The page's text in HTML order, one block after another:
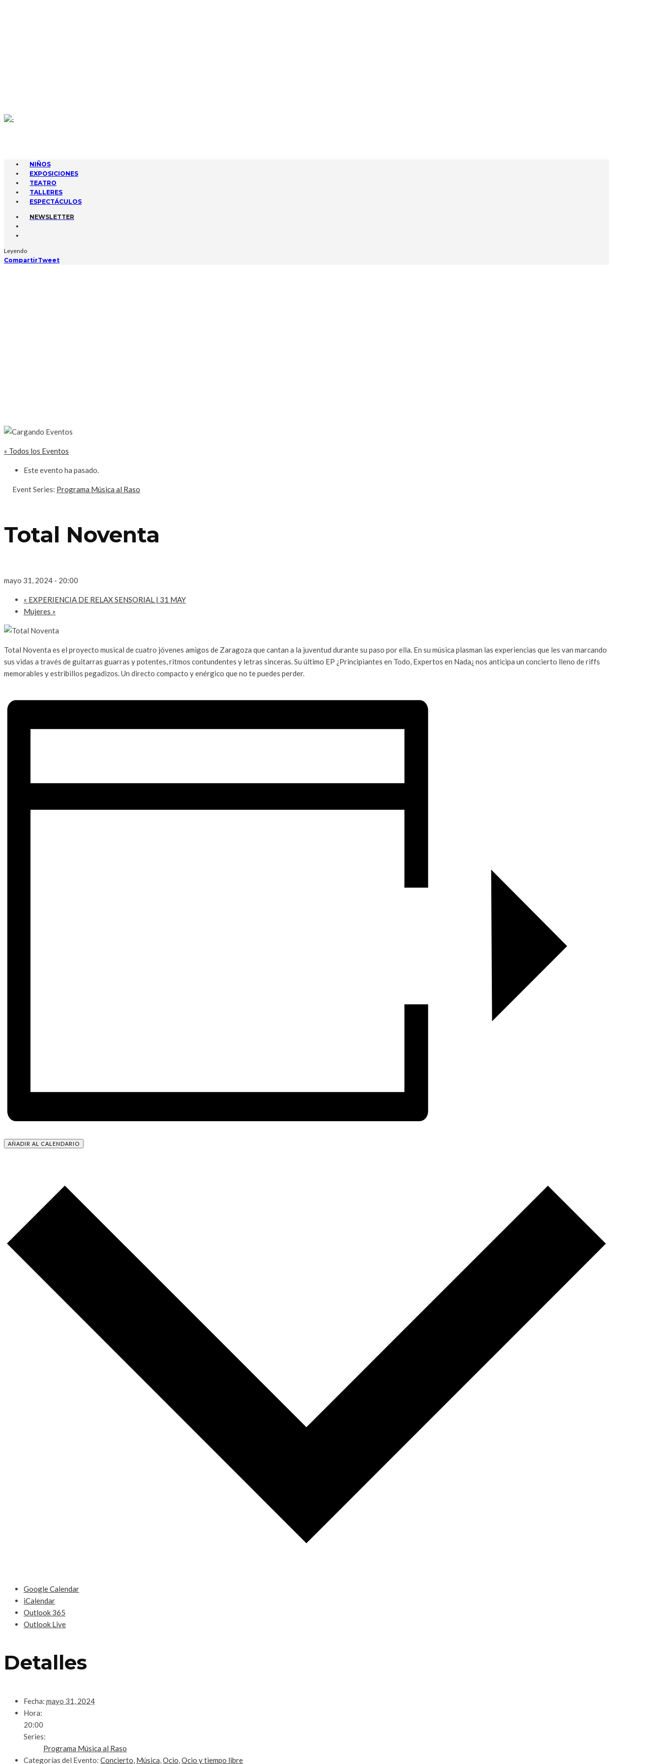
NIÑOS
EXPOSICIONES
TEATRO
TALLERES
ESPECTÁCULOS
NEWSLETTER
Leyendo
CompartirTweet
« Todos los Eventos
Este evento ha pasado.
Event Series: Programa Música al Raso
Total Noventa
mayo 31, 2024 - 20:00
« EXPERIENCIA DE RELAX SENSORIAL | 31 MAY
Mujeres »
Total Noventa es el proyecto musical de cuatro jóvenes amigos de Zaragoza que cantan a la juventud durante su paso por ella. En su música plasman las experiencias que les van marcando
sus vidas a través de guitarras guarras y potentes, ritmos contundentes y letras sinceras. Su último EP ¿Principiantes en Todo, Expertos en Nada¿ nos anticipa un concierto lleno de riffs
memorables y estribillos pegadizos. Un directo compacto y enérgico que no te puedes perder.
AÑADIR AL CALENDARIO
Google Calendar
iCalendar
Outlook 365
Outlook Live
Detalles
Fecha: mayo 31, 2024
Hora:
20:00
Series:
Programa Música al Raso
Categorías del Evento: Concierto, Música,Ocio,Ocio y tiempo libre